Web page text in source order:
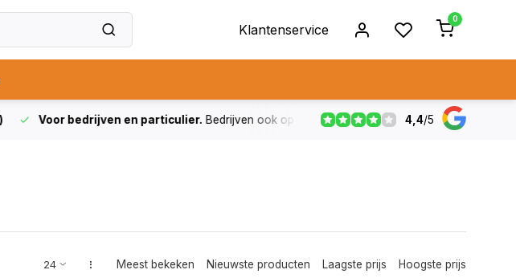
Klantenservice
0
Voor bedrijven en particulier. Bedrijven ook op rekening De voorraad die
4,4/5
Meest bekeken Nieuwste producten Laagste prijs Hoogste prijs